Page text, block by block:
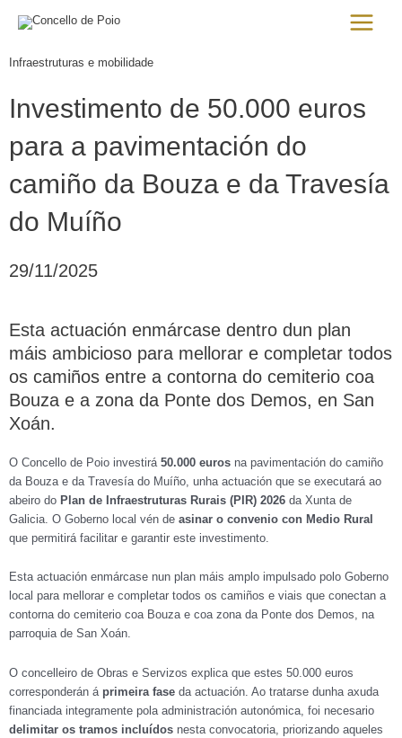
Main
Infraestruturas e mobilidade
Investimento de 50.000 euros
para a pavimentación do
camiño da Bouza e da Travesía
do Muíño
29/11/2025
Esta actuación enmárcase dentro dun plan
máis ambicioso para mellorar e completar todos
os camiños entre a contorna do cemiterio coa
Bouza e a zona da Ponte dos Demos, en San
Xoán.
O Concello de Poio investirá 50.000 euros na pavimentación do camiño
da Bouza e da Travesía do Muíño, unha actuación que se executará ao
abeiro do Plan de Infraestruturas Rurais (PIR) 2026 da Xunta de
Galicia. O Goberno local vén de asinar o convenio con Medio Rural
que permitirá facilitar e garantir este investimento.
Esta actuación enmárcase nun plan máis amplo impulsado polo Goberno
local para mellorar e completar todos os camiños e viais que conectan a
contorna do cemiterio coa Bouza e coa zona da Ponte dos Demos, na
parroquia de San Xoán.
O concelleiro de Obras e Servizos explica que estes 50.000 euros
corresponderán á primeira fase da actuación. Ao tratarse dunha axuda
financiada integramente pola administración autonómica, foi necesario
delimitar os tramos incluídos nesta convocatoria, priorizando aqueles